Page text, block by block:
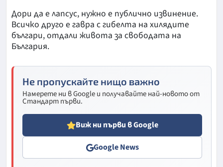
Дори да е лапсус, нужно е публично извинение.
Всичко друго е гавра с гибелта на хилядите
българи, отдали живота за свободата на
България.
Не пропускайте нищо важно
Намерете ни в Google и получавайте най-новото от
Стандарт първи.
Виж ни първи в Google
Google News